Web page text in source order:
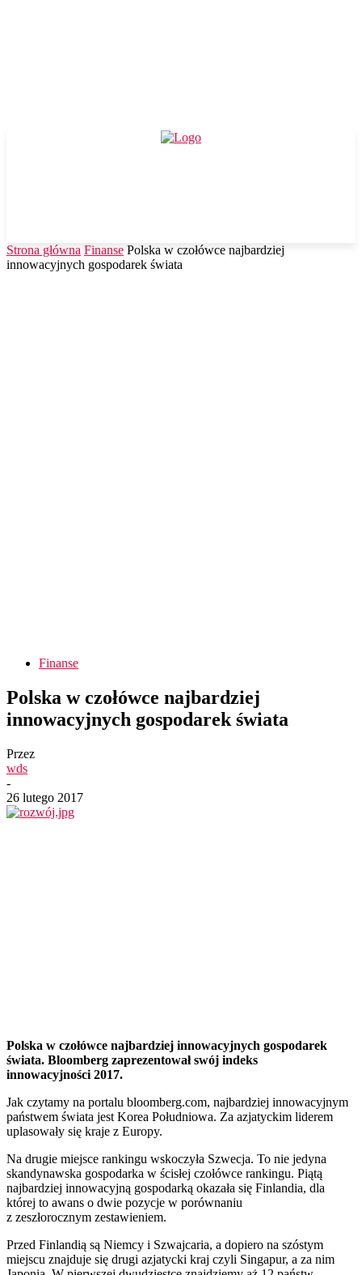
Strona główna Finanse Polska w czołówce najbardziej
innowacyjnych gospodarek świata
Finanse
Polska w czołówce najbardziej
innowacyjnych gospodarek świata
Przez
wds
-
26 lutego 2017
Polska w czołówce najbardziej innowacyjnych gospodarek
świata. Bloomberg zaprezentował swój indeks
innowacyjności 2017.
Jak czytamy na portalu bloomberg.com, najbardziej innowacyjnym
państwem świata jest Korea Południowa. Za azjatyckim liderem
uplasowały się kraje z Europy.
Na drugie miejsce rankingu wskoczyła Szwecja. To nie jedyna
skandynawska gospodarka w ścisłej czołówce rankingu. Piątą
najbardziej innowacyjną gospodarką okazała się Finlandia, dla
której to awans o dwie pozycje w porównaniu
z zeszłorocznym zestawieniem.
Przed Finlandią są Niemcy i Szwajcaria, a dopiero na szóstym
miejscu znajduje się drugi azjatycki kraj czyli Singapur, a za nim